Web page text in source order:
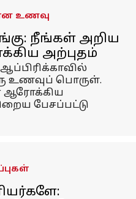
உணவு
நீங்கள் அறிய
அற்புதம்
உணவுப் பொருள்.
பேசப்பட்டு